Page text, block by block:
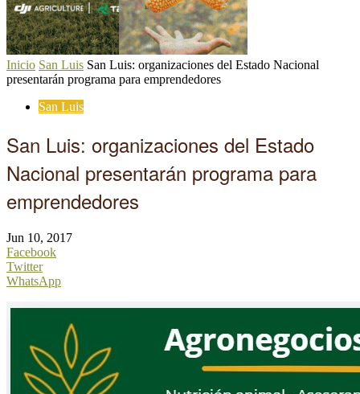
Inicio San Luis San Luis: organizaciones del Estado Nacional
presentarán programa para emprendedores
San Luis
San Luis: organizaciones del Estado
Nacional presentarán programa para
emprendedores
Jun 10, 2017
Facebook
Twitter
WhatsApp